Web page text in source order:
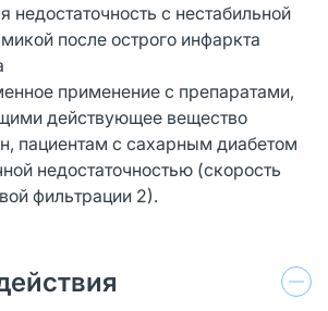
недостаточность с нестабильной
после острого инфаркта
применение с препаратами,
действующее вещество
пациентам с сахарным диабетом
недостаточностью (скорость
фильтрации 2).